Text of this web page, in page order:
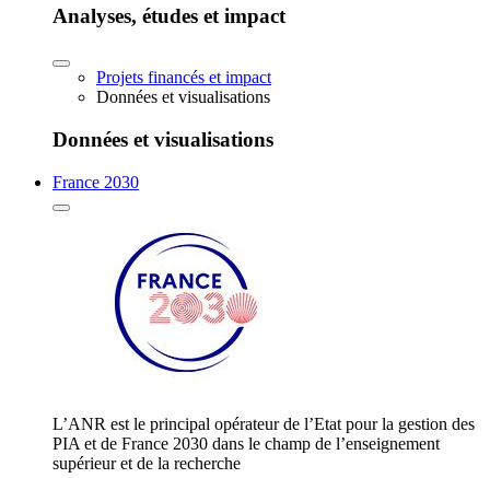
Analyses, études et impact
Projets financés et impact
Données et visualisations
Données et visualisations
France 2030
L’ANR est le principal opérateur de l’Etat pour la gestion des
PIA et de France 2030 dans le champ de l’enseignement
supérieur et de la recherche